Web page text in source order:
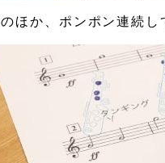
ほか、ポンポン連続